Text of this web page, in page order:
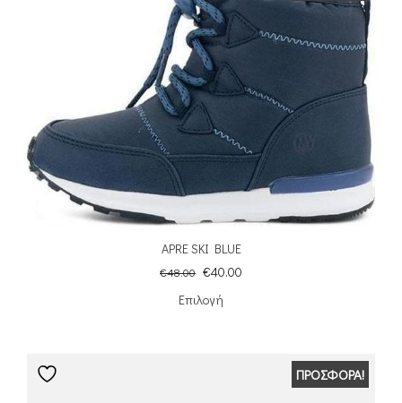
APRE SKI BLUE
€48.00 €40.00
Επιλογή
ΠΡΟΣΦΟΡΆ!